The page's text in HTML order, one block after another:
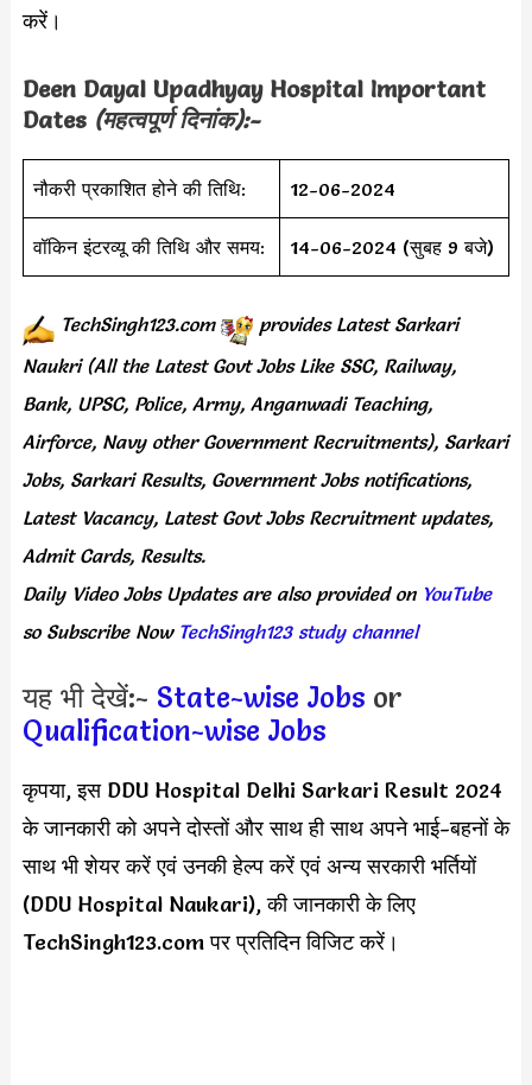
करें।
Deen Dayal Upadhyay Hospital Important
Dates (महत्वपूर्ण दिनांक):-
नौकरी प्रकाशित होने की तिथि: 12-06-2024
वॉकिन इंटरव्यू की तिथि और समय: 14-06-2024 (सुबह 9 बजे)
TechSingh123.com provides Latest Sarkari
Naukri (All the Latest Govt Jobs Like SSC, Railway,
Bank, UPSC, Police, Army, Anganwadi Teaching,
Airforce, Navy other Government Recruitments), Sarkari
Jobs, Sarkari Results, Government Jobs notifications,
Latest Vacancy, Latest Govt Jobs Recruitment updates,
Admit Cards, Results.
Daily Video Jobs Updates are also provided onYouTube
so Subscribe Now TechSingh123 study channel
यह भी देखें:- State-wise Jobs or
Qualification-wise Jobs
कृपया, इस DDU Hospital Delhi Sarkari Result 2024
के जानकारी को अपने दोस्तों और साथ ही साथ अपने भाई-बहनों के
साथ भी शेयर करें एवं उनकी हेल्प करें एवं अन्य सरकारी भर्तियों
(DDU Hospital Naukari), की जानकारी के लिए
TechSingh123.com पर प्रतिदिन विजिट करें।